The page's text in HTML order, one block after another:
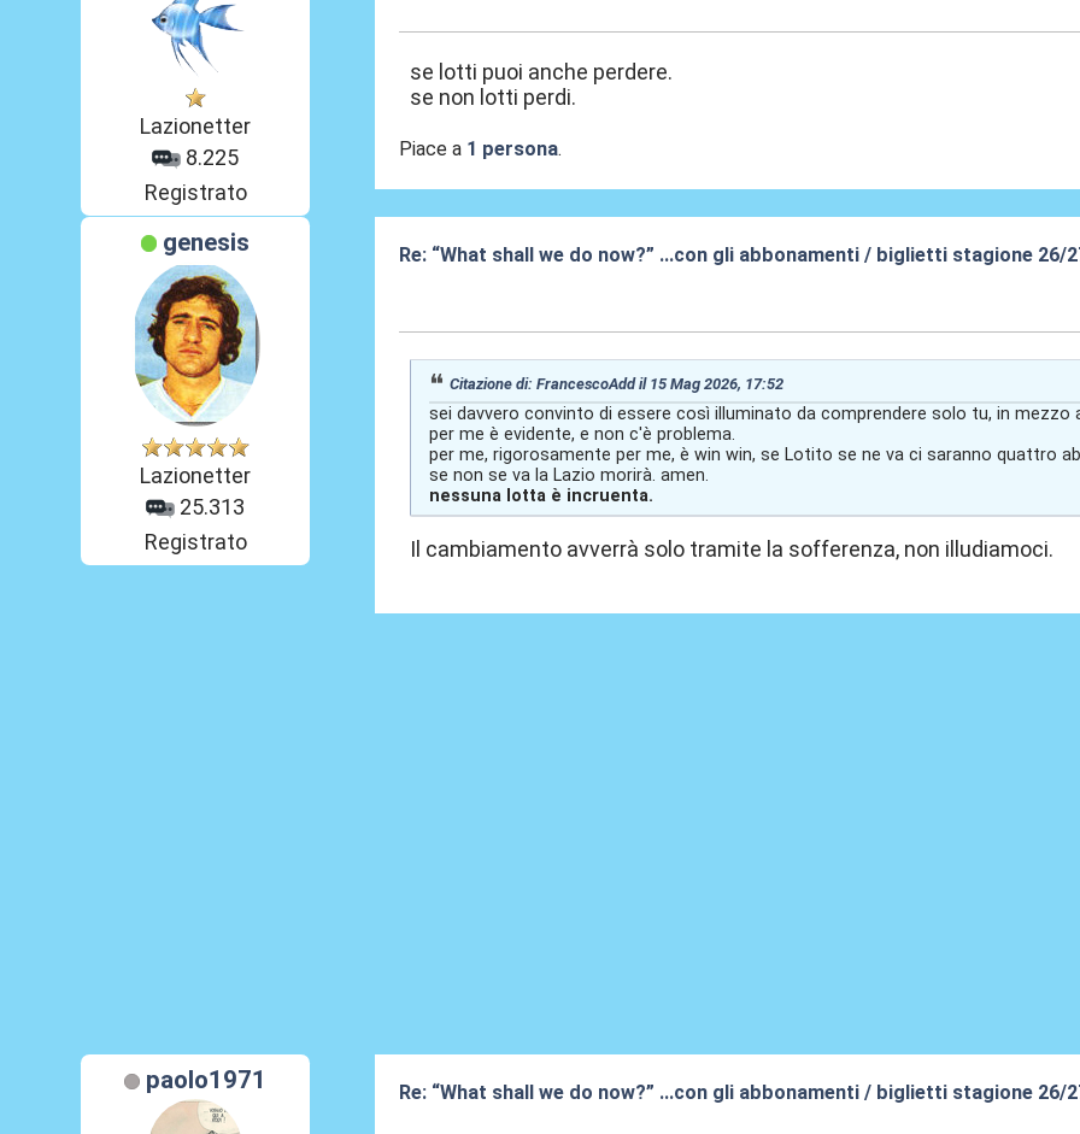
Lazionetter
8.225
Registrato
se lotti puoi anche perdere.
se non lotti perdi.
Piace a 1 persona.
genesis
Lazionetter
25.313
Registrato
Re: “What shall we do now?” …con gli abbonamenti / biglietti stagione 26/
Citazione di: FrancescoAdd il 15 Mag 2026, 17:52
sei davvero convinto di essere così illuminato da comprendere solo tu, in
per me è evidente, e non c'è problema.
per me, rigorosamente per me, è win win, se Lotito se ne va ci saranno quattro
se non se va la Lazio morirà. amen.
nessuna lotta è incruenta.
Il cambiamento avverrà solo tramite la sofferenza, non illudiamoci.
paolo1971
Re: “What shall we do now?” …con gli abbonamenti / biglietti stagione 26/